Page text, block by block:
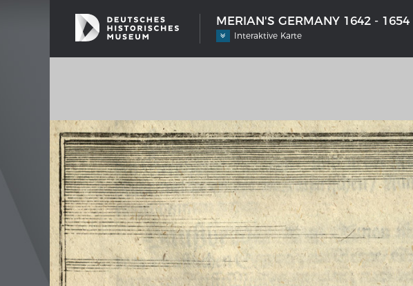
MERIAN'S GERMANY 1642 - 1654
Interaktive Karte
SHIP TYPES
Milestones in the history of European
shipbuilding
MERIAN'S GERMANY 1642 - 1654
Interaktive Karte
Image gallery
Imprint